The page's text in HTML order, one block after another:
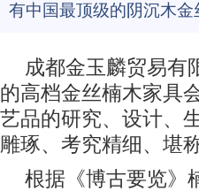
有中国最顶级的阴沉木金
成都金玉麟贸易有
的高档金丝楠木家具
艺品的研究、设计、
雕琢、考究精细、堪
根据《博古要览》